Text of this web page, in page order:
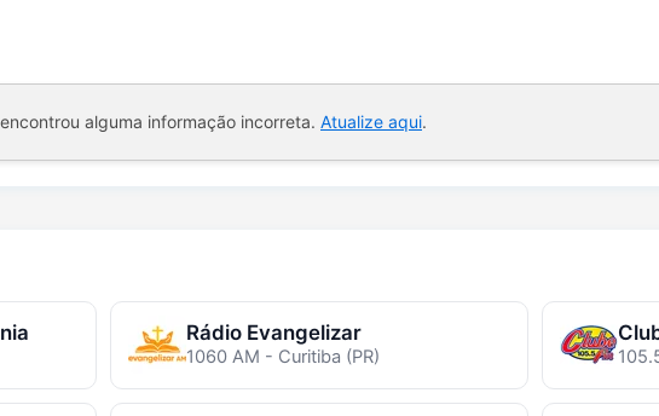
alguma informação incorreta. Atualize aqui.
Rádio Evangelizar
1060 AM - Curitiba (PR)